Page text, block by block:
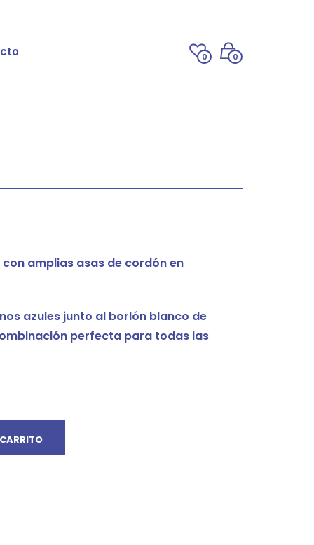
0 0
amplias asas de cordón en
azules junto al borlón blanco de
perfecta para todas las